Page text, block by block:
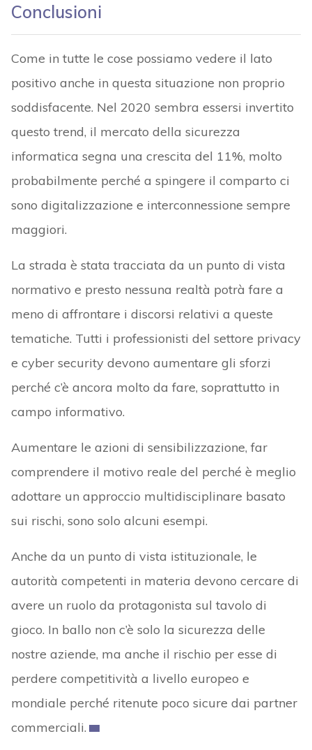
Conclusioni
Come in tutte le cose possiamo vedere il lato
positivo anche in questa situazione non proprio
soddisfacente. Nel 2020 sembra essersi invertito
questo trend, il mercato della sicurezza
informatica segna una crescita del 11%, molto
probabilmente perché a spingere il comparto ci
sono digitalizzazione e interconnessione sempre
maggiori.
La strada è stata tracciata da un punto di vista
normativo e presto nessuna realtà potrà fare a
meno di affrontare i discorsi relativi a queste
tematiche. Tutti i professionisti del settore privacy
e cyber security devono aumentare gli sforzi
perché c’è ancora molto da fare, soprattutto in
campo informativo.
Aumentare le azioni di sensibilizzazione, far
comprendere il motivo reale del perché è meglio
adottare un approccio multidisciplinare basato
sui rischi, sono solo alcuni esempi.
Anche da un punto di vista istituzionale, le
autorità competenti in materia devono cercare di
avere un ruolo da protagonista sul tavolo di
gioco. In ballo non c’è solo la sicurezza delle
nostre aziende, ma anche il rischio per esse di
perdere competitività a livello europeo e
mondiale perché ritenute poco sicure dai partner
commerciali.